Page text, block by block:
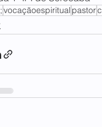
vocaçãoespiritual pastor